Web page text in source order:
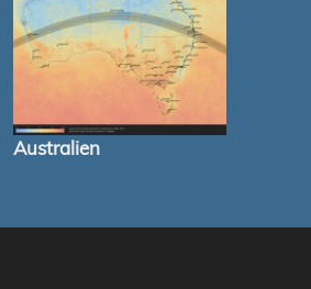
Australien